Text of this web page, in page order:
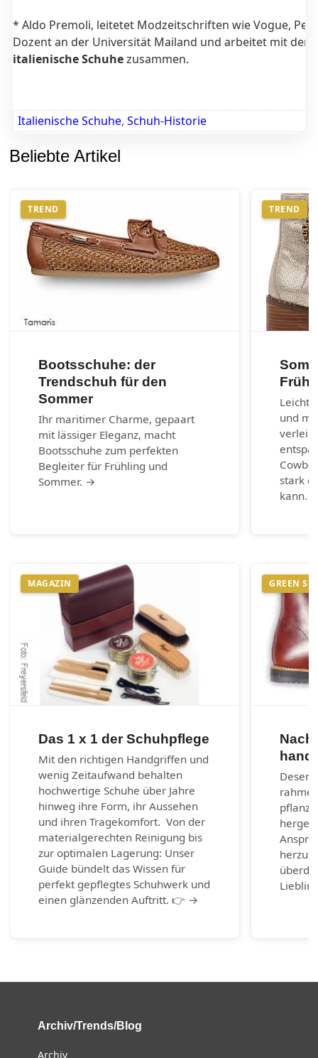
* Aldo Premoli, leitetet Modzeitschriften wie Vogue,
Dozent an der Universität Mailand und arbeitet mit
italienische Schuhezusammen.
Italienische Schuhe, Schuh-Historie
Beliebte Artikel
TREND
Bootsschuhe: der
Trendschuh für den
Sommer
Ihr maritimer Charme, gepaart
mit lässiger Eleganz, macht
Bootsschuhe zum perfekten
Begleiter für Frühling und
Sommer. →
TREND
und
stark
kann.
MAGAZIN
Das 1 x 1 der Schuhpflege
Mit den richtigen Handgriffen und
wenig Zeitaufwand behalten
hochwertige Schuhe über Jahre
hinweg ihre Form, ihr Aussehen
und ihren Tragekomfort. Von der
materialgerechten Reinigung bis
zur optimalen Lagerung: Unser
Guide bündelt das Wissen für
perfekt gepflegtes Schuhwerk und
einen glänzenden Auftritt. 👉 →
GREEN
Archiv/Trends/Blog
Archiv